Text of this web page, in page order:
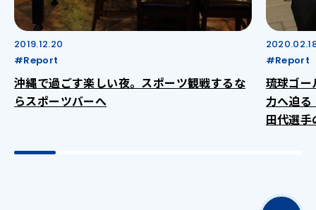
2019.12.20
#Report
沖縄で過ごす楽しい夜。スポーツ観戦するな
らスポーツバーへ
#Report
琉球ゴー
力へ迫る
田代選